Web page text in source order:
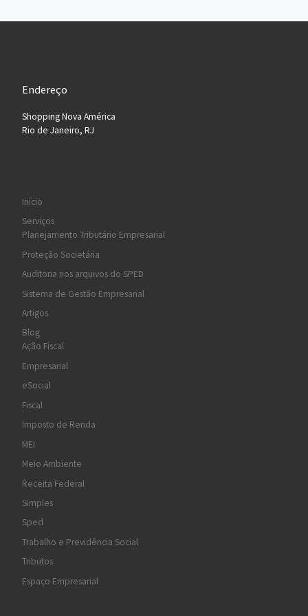
Endereço
Shopping Nova América
Rio de Janeiro, RJ
Início
Serviços
Planejamento Tributário Empresarial
Proteção Societária
Auditoria nos arquivos do SPED
Sistema de Gestão Empresarial
Artigos
Blog
Ação Fiscal
Empresarial
eSocial
Fiscal
Imposto de Renda
MEI
Meio Ambiente
Receita Federal
Simples
Sped
Trabalho e Previdência Social
Tributos
Espaço Empresarial